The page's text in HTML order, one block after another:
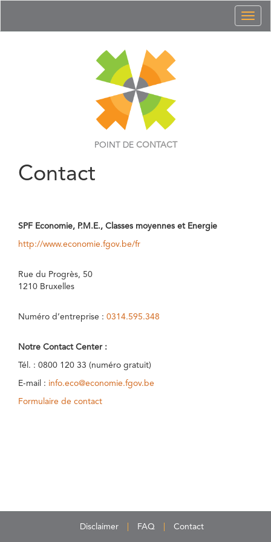
POINT DE CONTACT
Contact
SPF Economie, P.M.E., Classes moyennes et Energie
http://www.economie.fgov.be/fr
Rue du Progrès, 50
1210 Bruxelles
Numéro d’entreprise : 0314.595.348
Notre Contact Center :
Tél. : 0800 120 33 (numéro gratuit)
E-mail : info.eco@economie.fgov.be
Formulaire de contact
Disclaimer FAQ Contact